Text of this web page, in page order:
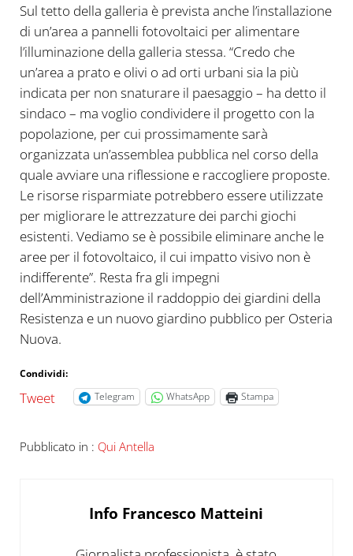
Sul tetto della galleria è prevista anche l’installazione
di un’area a pannelli fotovoltaici per alimentare
l’illuminazione della galleria stessa. “Credo che
un’area a prato e olivi o ad orti urbani sia la più
indicata per non snaturare il paesaggio – ha detto il
sindaco – ma voglio condividere il progetto con la
popolazione, per cui prossimamente sarà
organizzata un’assemblea pubblica nel corso della
quale avviare una riflessione e raccogliere proposte.
Le risorse risparmiate potrebbero essere utilizzate
per migliorare le attrezzature dei parchi giochi
esistenti. Vediamo se è possibile eliminare anche le
aree per il fotovoltaico, il cui impatto visivo non è
indifferente”. Resta fra gli impegni
dell’Amministrazione il raddoppio dei giardini della
Resistenza e un nuovo giardino pubblico per Osteria
Nuova.
Condividi:
Tweet Telegram WhatsApp Stampa
Pubblicato in : Qui Antella
Info Francesco Matteini